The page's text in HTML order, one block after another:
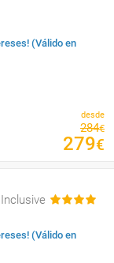
(Válido en
desde
284€
279€
(Válido en